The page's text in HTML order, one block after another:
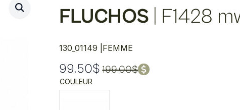
FLUCHOS F1428
130_01149 | FEMME
199.00$
Le
prix
99.50$
Le
prix
COULEUR